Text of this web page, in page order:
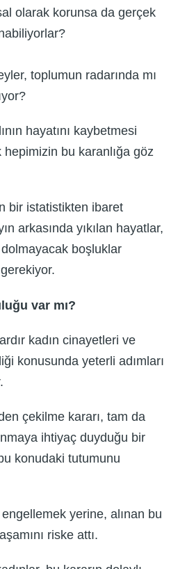
olarak korunsa da gerçek
toplumun radarında mı
hayatını kaybetmesi
bu karanlığa göz
bir istatistikten ibaret
arkasında yıkılan hayatlar,
boşluklar
gerekiyor.
var mı?
kadın cinayetleri ve
konusunda yeterli adımları
çekilme kararı, tam da
ihtiyaç duyduğu bir
konudaki tutumunu
yerine, alınan bu
riske attı.